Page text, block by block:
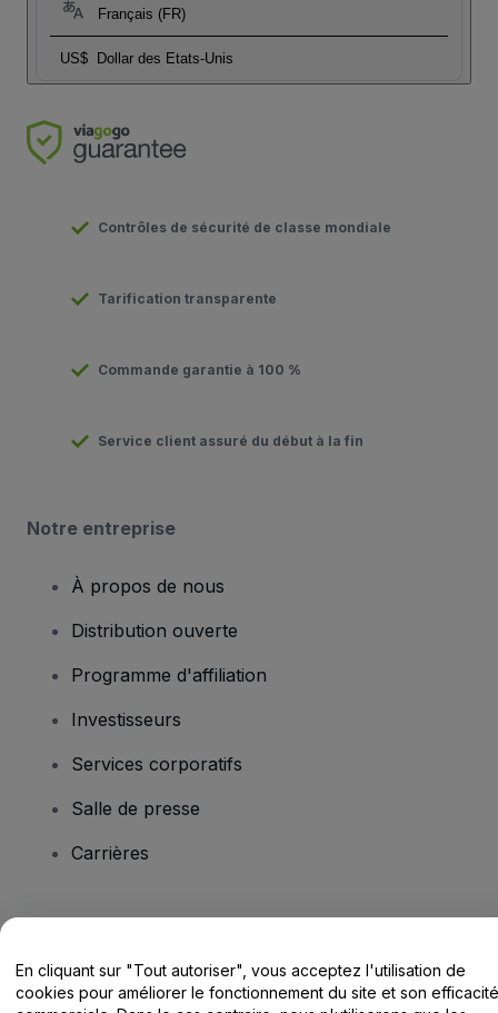
Français (FR)
US$ Dollar des Etats-Unis
Contrôles de sécurité de classe mondiale
Tarification transparente
Commande garantie à 100 %
Service client assuré du début à la fin
Notre entreprise
À propos de nous
Distribution ouverte
Programme d'affiliation
Investisseurs
Services corporatifs
Salle de presse
Carrières
Centre d'assistance / Nous contacter
En cliquant sur "Tout autoriser", vous acceptez l'utilisation de
cookies pour améliorer le fonctionnement du site et son efficacité